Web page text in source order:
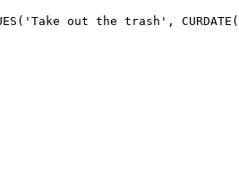
out the trash',